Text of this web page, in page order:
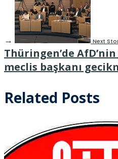
→ Next
Thüringen’de
meclis başkanı
Related Posts